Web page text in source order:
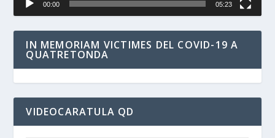
00:00 05:23
IN MEMORIAM VICTIMES DEL COVID-19 A
QUATRETONDA
VIDEOCARATULA QD